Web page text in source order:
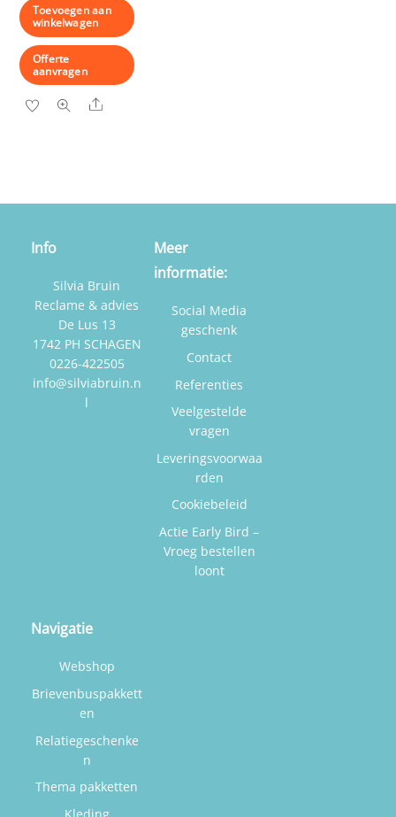
Toevoegen aan
winkelwagen
Offerte
aanvragen
Share
Info
Silvia Bruin
Reclame & advies
De Lus 13
1742 PH SCHAGEN
0226-422505
info@silviabruin.n
l
Meer
informatie:
Social Media
geschenk
Contact
Referenties
Veelgestelde
vragen
Leveringsvoorwaa
rden
Cookiebeleid
Actie Early Bird –
Vroeg bestellen
loont
Navigatie
Webshop
Brievenbuspakkett
en
Relatiegeschenke
n
Thema pakketten
Kleding